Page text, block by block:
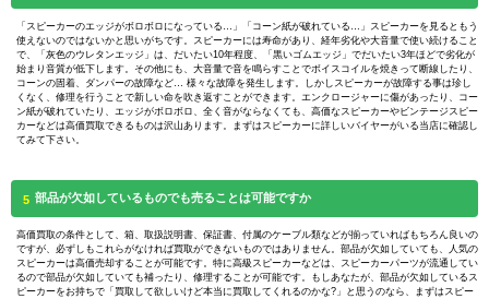
「スピーカーのエッジがボロボロになっている…」「コーン紙が破れている…」スピーカーを見るともう
使えないのではないかと思いがちです。スピーカーには寿命があり、経年劣化や大音量で使い続けること
で、「灰色のウレタンエッジ」は、だいたい10年程度、「黒いゴムエッジ」でだいたい3年ほどで劣化が
始まり音質が低下します。その他にも、大音量で音を鳴らすことでボイスコイルを焼きって断線したり、
コーンの固着、ダンパーの故障など… 様々な故障を発生します。しかしスピーカーが故障する事は珍し
くなく、修理を行うことで新しい命を吹き返すことができます。エンクロージャーに傷があったり、コー
ン紙が破れていたり、エッジがボロボロ、全く音がならなくても、高価なスピーカーやビンテージスピー
カーなどは高価買取できるものは沢山あります。まずはスピーカーに詳しいバイヤーがいる当店に確認し
てみて下さい。
5 部品が欠如しているものでも売ることは可能ですか
高価買取の条件として、箱、取扱説明書、保証書、付属のケーブル類などが揃っていればもちろん良いの
ですが、必ずしもこれらがなければ買取ができないものではありません。部品が欠如していても、人気の
スピーカーは高価売却することが可能です。特に高級スピーカーなどは、スピーカーパーツが流通してい
るので部品が欠如していても補ったり、修理することが可能です。もしあなたが、部品が欠如しているス
ピーカーをお持ちで「買取して欲しいけど本当に買取してくれるのかな?」と思うのなら、まずはスピー